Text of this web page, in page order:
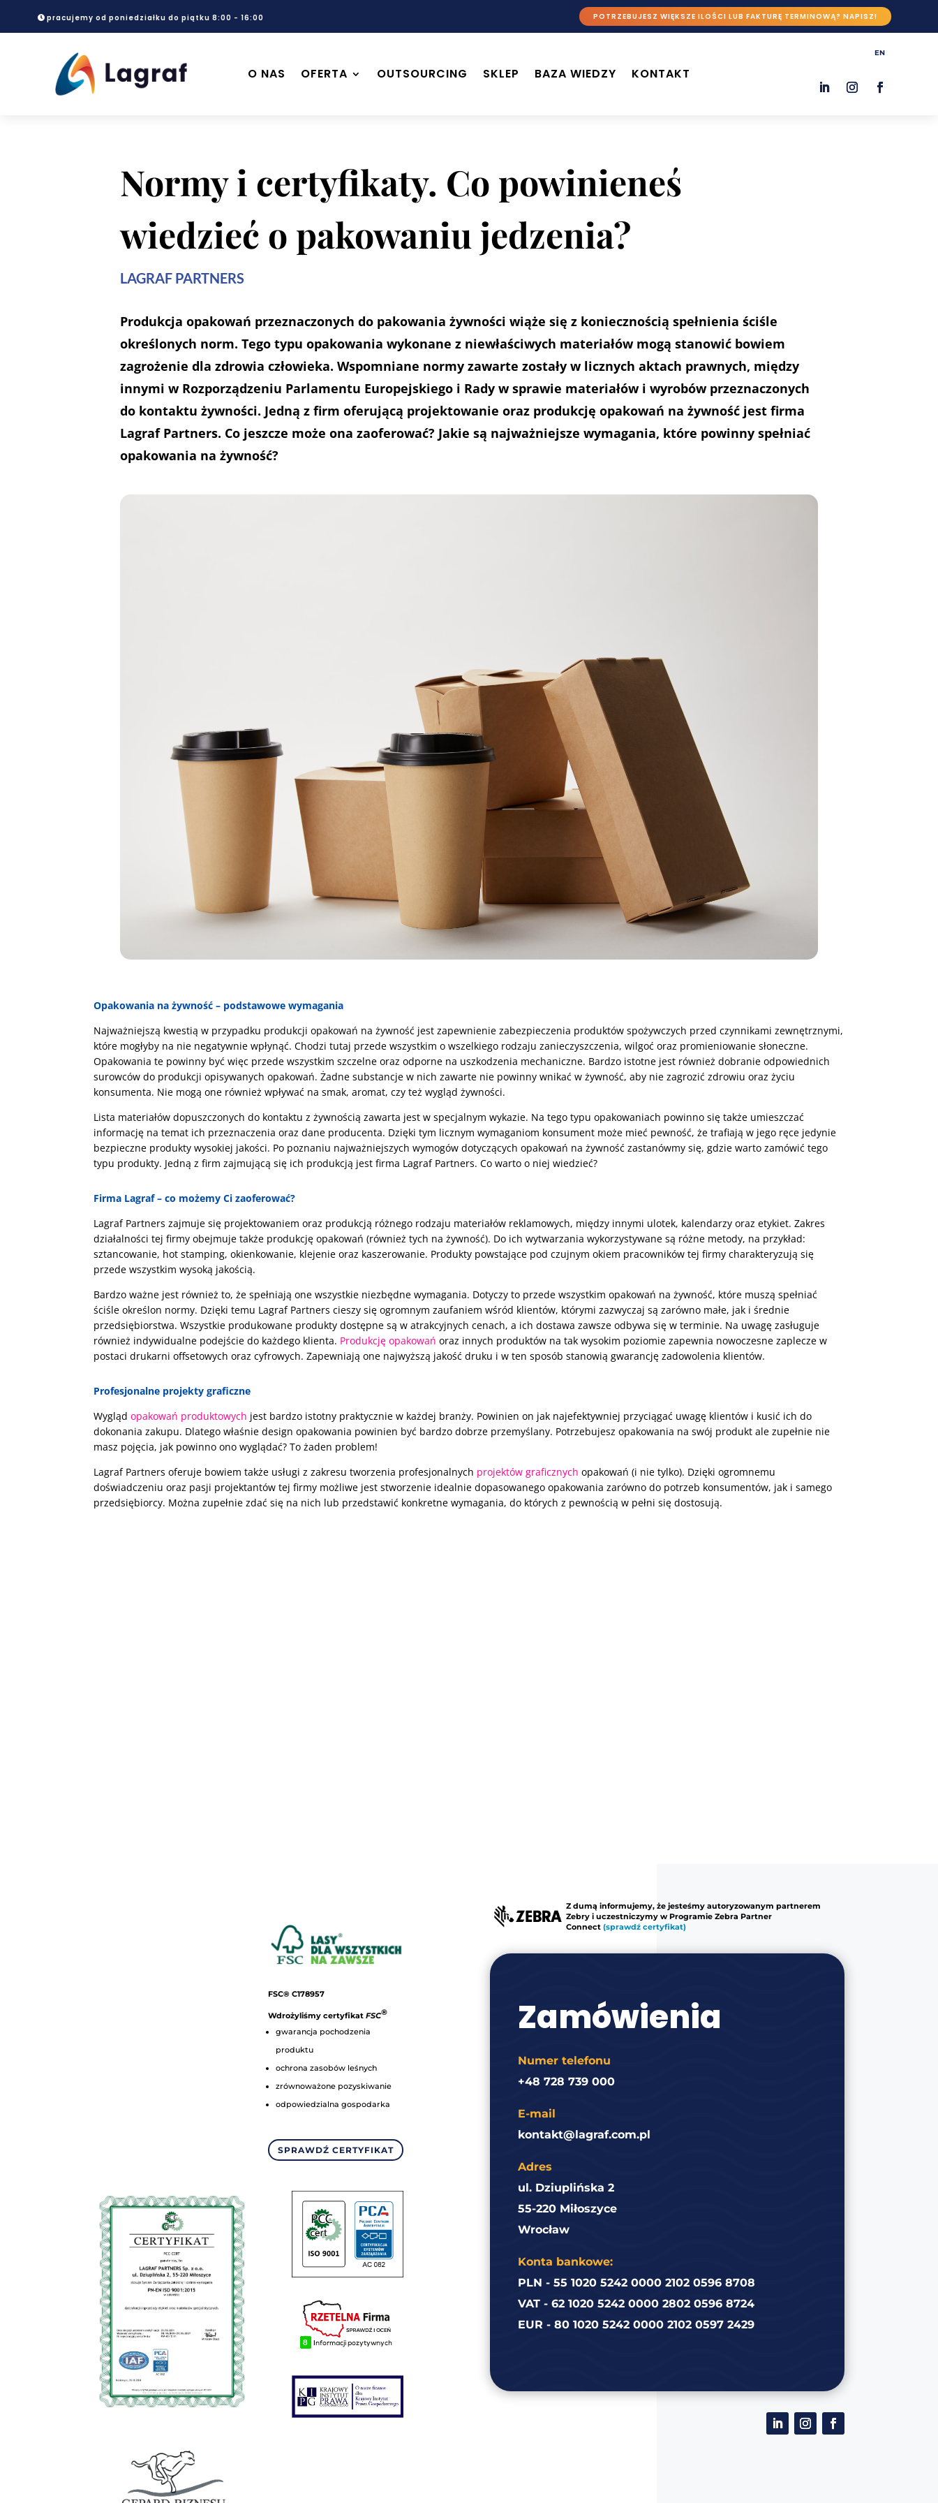
pracujemy od poniedziałku do piątku 8:00 - 16:00 POTRZEBUJESZ WIĘKSZE ILOŚCI LUB FAKTURĘ TERMINOWĄ? NAPISZ!
O NAS OFERTA OUTSOURCING SKLEP BAZA WIEDZY KONTAKT
EN
Normy i certyfikaty. Co powinieneś
wiedzieć o pakowaniu jedzenia?
LAGRAF PARTNERS
Produkcja opakowań przeznaczonych do pakowania żywności wiąże się z koniecznością spełnienia ściśle
określonych norm. Tego typu opakowania wykonane z niewłaściwych materiałów mogą stanowić bowiem
zagrożenie dla zdrowia człowieka. Wspomniane normy zawarte zostały w licznych aktach prawnych, między
innymi w Rozporządzeniu Parlamentu Europejskiego i Rady w sprawie materiałów i wyrobów przeznaczonych
do kontaktu żywności. Jedną z firm oferującą projektowanie oraz produkcję opakowań na żywność jest firma
Lagraf Partners. Co jeszcze może ona zaoferować? Jakie są najważniejsze wymagania, które powinny spełniać
opakowania na żywność?
Opakowania na żywność – podstawowe wymagania
Najważniejszą kwestią w przypadku produkcji opakowań na żywność jest zapewnienie zabezpieczenia produktów spożywczych przed czynnikami zewnętrznymi,
które mogłyby na nie negatywnie wpłynąć. Chodzi tutaj przede wszystkim o wszelkiego rodzaju zanieczyszczenia, wilgoć oraz promieniowanie słoneczne.
Opakowania te powinny być więc przede wszystkim szczelne oraz odporne na uszkodzenia mechaniczne. Bardzo istotne jest również dobranie odpowiednich
surowców do produkcji opisywanych opakowań. Żadne substancje w nich zawarte nie powinny wnikać w żywność, aby nie zagrozić zdrowiu oraz życiu
konsumenta. Nie mogą one również wpływać na smak, aromat, czy też wygląd żywności.
Lista materiałów dopuszczonych do kontaktu z żywnością zawarta jest w specjalnym wykazie. Na tego typu opakowaniach powinno się także umieszczać
informację na temat ich przeznaczenia oraz dane producenta. Dzięki tym licznym wymaganiom konsument może mieć pewność, że trafiają w jego ręce jedynie
bezpieczne produkty wysokiej jakości. Po poznaniu najważniejszych wymogów dotyczących opakowań na żywność zastanówmy się, gdzie warto zamówić tego
typu produkty. Jedną z firm zajmującą się ich produkcją jest firma Lagraf Partners. Co warto o niej wiedzieć?
Firma Lagraf – co możemy Ci zaoferować?
Lagraf Partners zajmuje się projektowaniem oraz produkcją różnego rodzaju materiałów reklamowych, między innymi ulotek, kalendarzy oraz etykiet. Zakres
działalności tej firmy obejmuje także produkcję opakowań (również tych na żywność). Do ich wytwarzania wykorzystywane są różne metody, na przykład:
sztancowanie, hot stamping, okienkowanie, klejenie oraz kaszerowanie. Produkty powstające pod czujnym okiem pracowników tej firmy charakteryzują się
przede wszystkim wysoką jakością.
Bardzo ważne jest również to, że spełniają one wszystkie niezbędne wymagania. Dotyczy to przede wszystkim opakowań na żywność, które muszą spełniać
ściśle określon normy. Dzięki temu Lagraf Partners cieszy się ogromnym zaufaniem wśród klientów, którymi zazwyczaj są zarówno małe, jak i średnie
przedsiębiorstwa. Wszystkie produkowane produkty dostępne są w atrakcyjnych cenach, a ich dostawa zawsze odbywa się w terminie. Na uwagę zasługuje
również indywidualne podejście do każdego klienta. Produkcję opakowań oraz innych produktów na tak wysokim poziomie zapewnia nowoczesne zaplecze w
postaci drukarni offsetowych oraz cyfrowych. Zapewniają one najwyższą jakość druku i w ten sposób stanowią gwarancję zadowolenia klientów.
Profesjonalne projekty graficzne
Wyglądopakowań produktowych jest bardzo istotny praktycznie w każdej branży. Powinien on jak najefektywniej przyciągać uwagę klientów i kusić ich do
dokonania zakupu. Dlatego właśnie design opakowania powinien być bardzo dobrze przemyślany. Potrzebujesz opakowania na swój produkt ale zupełnie nie
masz pojęcia, jak powinno ono wyglądać? To żaden problem!
Lagraf Partners oferuje bowiem także usługi z zakresu tworzenia profesjonalnych projektów graficznych opakowań (i nie tylko). Dzięki ogromnemu
doświadczeniu oraz pasji projektantów tej firmy możliwe jest stworzenie idealnie dopasowanego opakowania zarówno do potrzeb konsumentów, jak i samego
przedsiębiorcy. Można zupełnie zdać się na nich lub przedstawić konkretne wymagania, do których z pewnością w pełni się dostosują.
FSC® C178957
Wdrożyliśmy certyfikat FSC®
gwarancja pochodzenia
produktu
ochrona zasobów leśnych
zrównoważone pozyskiwanie
odpowiedzialna gospodarka
SPRAWDŹ CERTYFIKAT
Z dumą informujemy, że jesteśmy autoryzowanym partnerem
Zebry i uczestniczymy w Programie Zebra Partner
Connect (sprawdź certyfikat)
Zamówienia
Numer telefonu
+48 728 739 000
E-mail
kontakt@lagraf.com.pl
Adres
ul. Dziuplińska 2
55-220 Miłoszyce
Wrocław
Konta bankowe:
PLN - 55 1020 5242 0000 2102 0596 8708
VAT - 62 1020 5242 0000 2802 0596 8724
EUR - 80 1020 5242 0000 2102 0597 2429